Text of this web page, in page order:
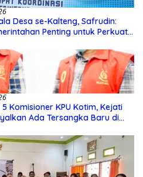
Desa se-Kalteng, Safrudin:
Penting untuk Perkuat
Komisioner KPU Kotim, Kejati
Ada Tersangka Baru di